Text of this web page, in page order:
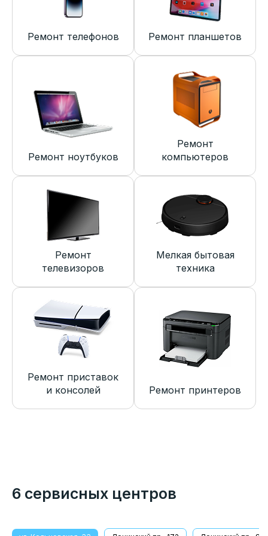
Ремонт телефонов Ремонт планшетов
Ремонт ноутбуков
Ремонт
компьютеров
Ремонт
телевизоров
Мелкая бытовая
техника
Ремонт приставок
и консолей
Ремонт принтеров
6 сервисных центров